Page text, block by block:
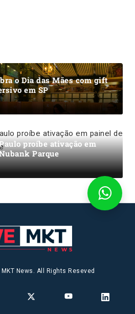
o Dia das Mães com gift
em SP
proíbe ativação em
Parque
News. All Rights Reseved